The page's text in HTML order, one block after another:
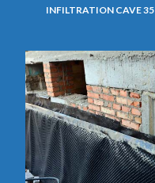
INFILTRATION CAVE 35